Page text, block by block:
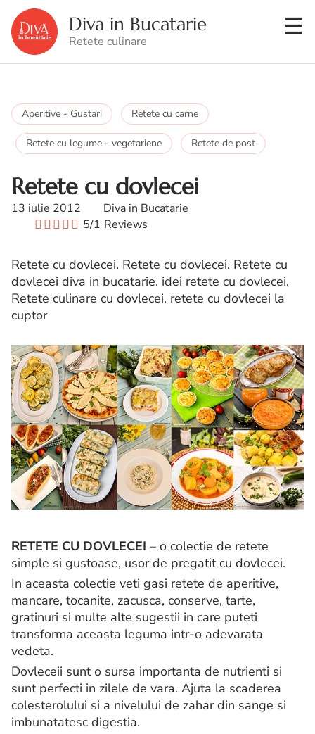
Diva in Bucatarie
Retete culinare
Aperitive - Gustari Retete cu carne
Retete cu legume - vegetariene Retete de post
Retete cu dovlecei
13 iulie 2012
Diva in Bucatarie
5/1 Reviews
Retete cu dovlecei. Retete cu dovlecei. Retete cu
dovlecei diva in bucatarie. idei retete cu dovlecei.
Retete culinare cu dovlecei. retete cu dovlecei la
cuptor
RETETE CU DOVLECEI – o colectie de retete
simple si gustoase, usor de pregatit cu dovlecei.
In aceasta colectie veti gasi retete de aperitive,
mancare, tocanite, zacusca, conserve, tarte,
gratinuri si multe alte sugestii in care puteti
transforma aceasta leguma intr-o adevarata
vedeta.
Dovleceii sunt o sursa importanta de nutrienti si
sunt perfecti in zilele de vara. Ajuta la scaderea
colesterolului si a nivelului de zahar din sange si
imbunatatesc digestia.